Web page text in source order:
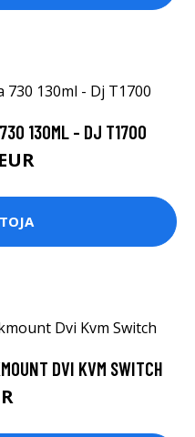
730 130ML - DJ T1700
DVI KVM SWITCH